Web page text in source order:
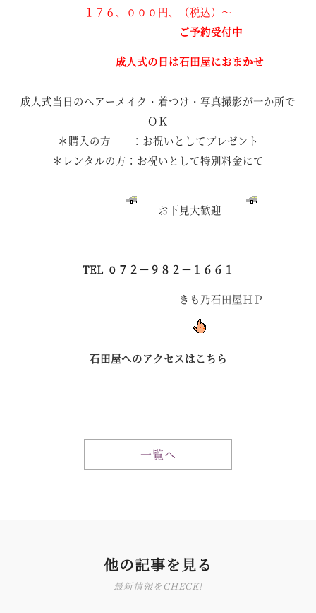
１７６、０００円、（税込）～
ご予約受付中
成人式の日は石田屋におまかせ
成人式当日のヘアーメイク・着つけ・写真撮影が一か所で
ＯＫ
＊購入の方 ：お祝いとしてプレゼント
＊レンタルの方：お祝いとして特別料金にて
お下見大歓迎
TEL ０７２－９８２－１６６１
きも乃石田屋ＨＰ
石田屋へのアクセスはこちら
一覧へ
他の記事を見る
最新情報をCHECK!